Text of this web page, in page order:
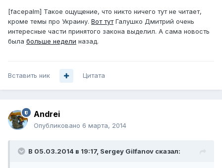
[facepalm] Такое ощущение, что никто ничего тут не читает,
кроме темы про Украину. Вот тутГалушко Дмитрий очень
интересные части принятого закона выделил. А сама новость
была больше недели назад.
Вставить ник Цитата
Andrei
Опубликовано 6 марта, 2014
В 05.03.2014 в 19:17, Sergey Gilfanov сказал: